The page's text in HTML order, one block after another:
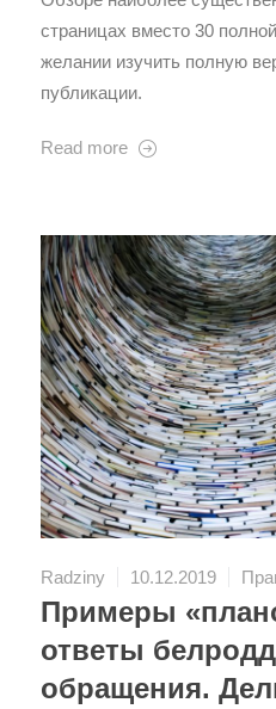
страницах вместо 30
желании изучить полную
публикации.
Read more
Radziny 10.12.2019
Примеры
ответы
обращения.